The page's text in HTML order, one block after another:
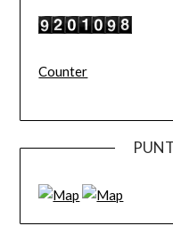
Counter